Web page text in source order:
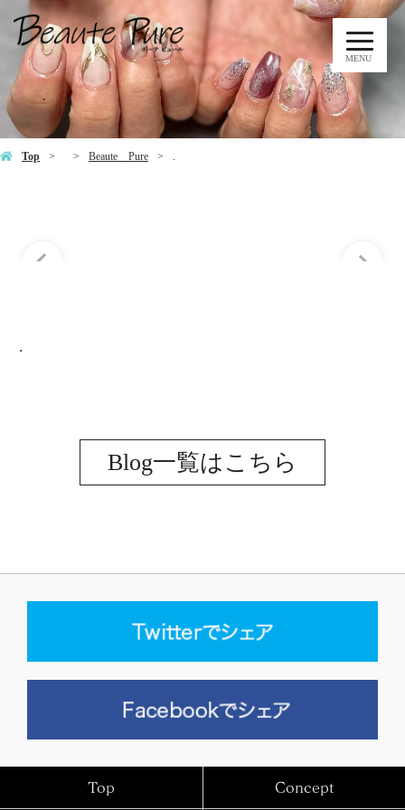
MENU
.
Top Beaute Pure .
.
Blog一覧はこちら
Top Concept